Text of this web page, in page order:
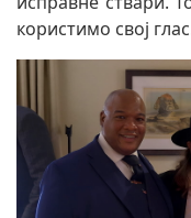
користимо свој